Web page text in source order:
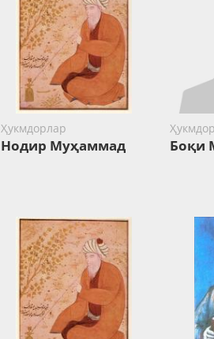
Ҳукмдорлар
Нодир Муҳаммад Боқи